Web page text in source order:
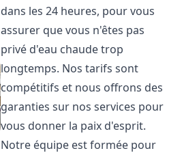
dans les 24 heures, pour vous
assurer que vous n'êtes pas
privé d'eau chaude trop
longtemps. Nos tarifs sont
compétitifs et nous offrons des
garanties sur nos services pour
vous donner la paix d'esprit.
Notre équipe est formée pour